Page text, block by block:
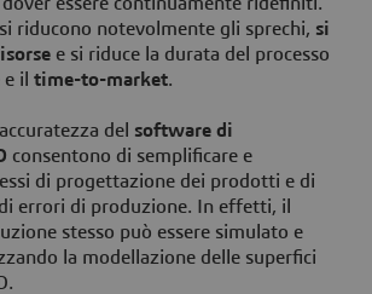
riducono notevolmente gli sprechi, si
e si riduce la durata del processo
il time-to-market.
del software di
consentono di semplificare e
di progettazione dei prodotti e di
errori di produzione. In effetti, il
stesso può essere simulato e
la modellazione delle superfici